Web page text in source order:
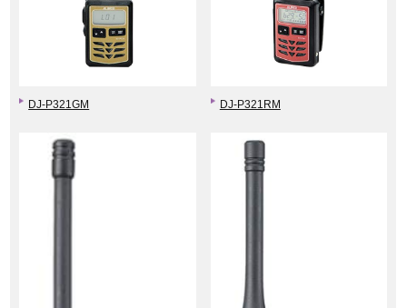
DJ-P321GM DJ-P321RM